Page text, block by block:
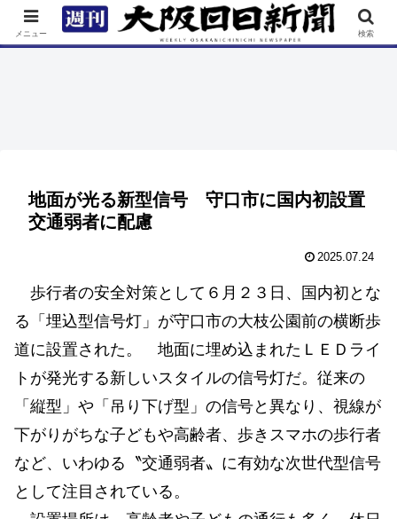
TOP 特集 ニュース 連載 街ネタ イベント
地面が光る新型信号 守口市に国内初設置
交通弱者に配慮
2025.07.24
歩行者の安全対策として６月２３日、国内初とな
る「埋込型信号灯」が守口市の大枝公園前の横断歩
道に設置された。 地面に埋め込まれたＬＥＤライ
トが発光する新しいスタイルの信号灯だ。従来の
「縦型」や「吊り下げ型」の信号と異なり、視線が
下がりがちな子どもや高齢者、歩きスマホの歩行者
など、いわゆる〝交通弱者〟に有効な次世代型信号
として注目されている。
メニュー 検索